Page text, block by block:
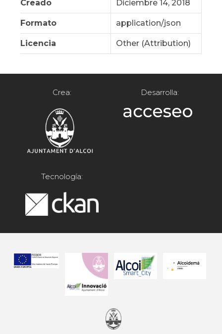
Creado Diciembre 14, 2018
Formato application/json
Licencia Other (Attribution)
Crea: Desarrolla:
Tecnología: